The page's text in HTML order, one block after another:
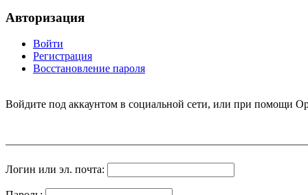
Авторизация
Войти
Регистрация
Восстановление пароля
Войдите под аккаунтом в социальной сети, или при помощи
Логин или эл. почта: